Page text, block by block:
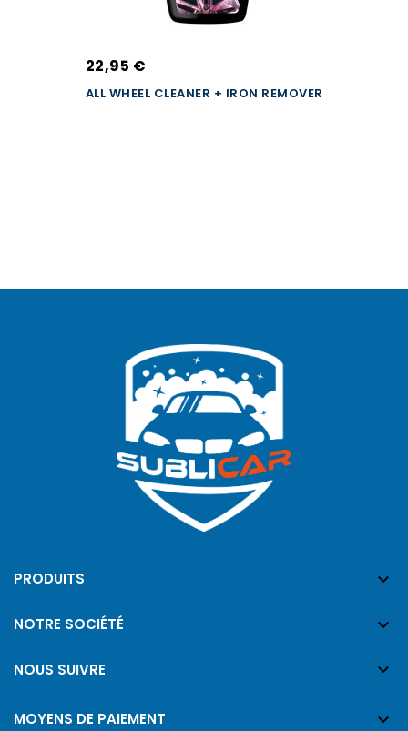
22,95 €
ALL WHEEL CLEANER + IRON REMOVER
PRODUITS 
NOTRE SOCIÉTÉ 
NOUS SUIVRE 
MOYENS DE PAIEMENT 